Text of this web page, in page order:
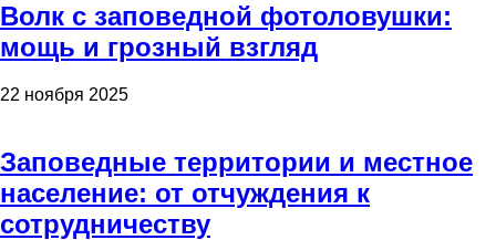
Волк с заповедной фотоловушки:
мощь и грозный взгляд
22 ноября 2025
Заповедные территории и местное
население: от отчуждения к
сотрудничеству